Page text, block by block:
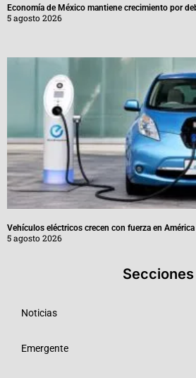
Economía de México mantiene crecimiento por
5 agosto 2026
Vehículos eléctricos crecen con fuerza en
5 agosto 2026
Secciones
Noticias
Emergente